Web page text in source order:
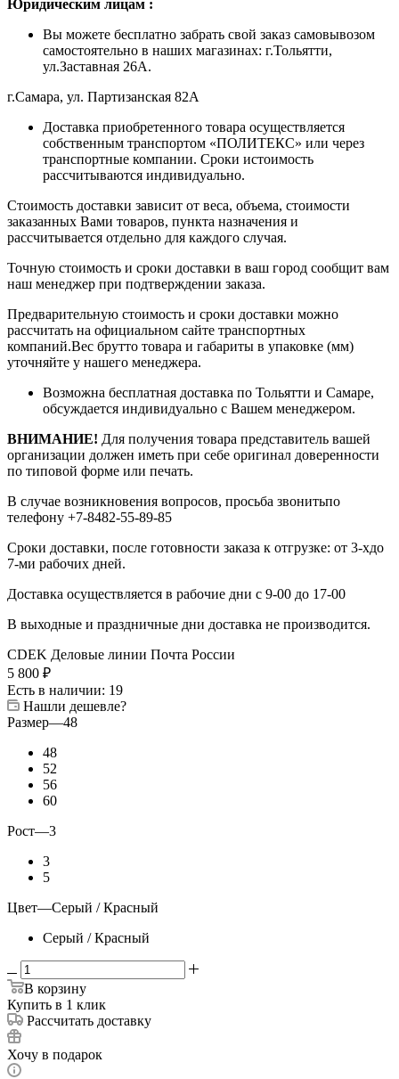
Юридическим лицам :
Вы можете бесплатно забрать свой заказ самовывозом
самостоятельно в наших магазинах: г.Тольятти,
ул.Заставная 26А.
г.Самара, ул. Партизанская 82А
Доставка приобретенного товара осуществляется
собственным транспортом «ПОЛИТЕКС» или через
транспортные компании. Сроки истоимость
рассчитываются индивидуально.
Стоимость доставки зависит от веса, объема, стоимости
заказанных Вами товаров, пункта назначения и
рассчитывается отдельно для каждого случая.
Точную стоимость и сроки доставки в ваш город сообщит вам
наш менеджер при подтверждении заказа.
Предварительную стоимость и сроки доставки можно
рассчитать на официальном сайте транспортных
компаний.Вес брутто товара и габариты в упаковке (мм)
уточняйте у нашего менеджера.
Возможна бесплатная доставка по Тольятти и Самаре,
обсуждается индивидуально с Вашем менеджером.
ВНИМАНИЕ! Для получения товара представитель вашей
организации должен иметь при себе оригинал доверенности
по типовой форме или печать.
В случае возникновения вопросов, просьба звонитьпо
телефону +7-8482-55-89-85
Сроки доставки, после готовности заказа к отгрузке: от 3-хдо
7-ми рабочих дней.
Доставка осуществляется в рабочие дни с 9-00 до 17-00
В выходные и праздничные дни доставка не производится.
CDEK Деловые линии Почта России
5 800 ₽
Есть в наличии: 19
Нашли дешевле?
Размер—48
48
52
56
60
Рост—3
3
5
Цвет—Серый / Красный
Серый / Красный
В корзину
Купить в 1 клик
Рассчитать доставку
Хочу в подарок